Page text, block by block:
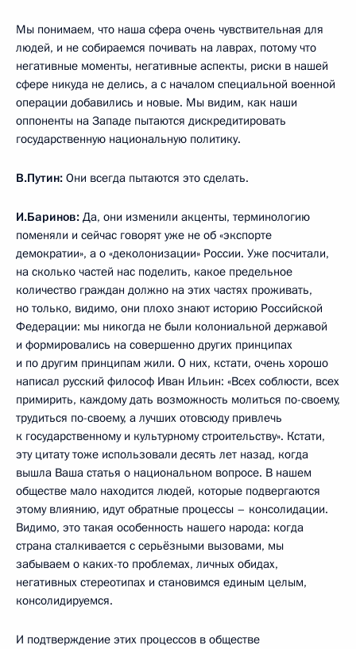
Мы понимаем, что наша сфера очень чувствительная для
людей, и не собираемся почивать на лаврах, потому что
негативные моменты, негативные аспекты, риски в нашей
сфере никуда не делись, а с началом специальной военной
операции добавились и новые. Мы видим, как наши
оппоненты на Западе пытаются дискредитировать
государственную национальную политику.
В.Путин: Они всегда пытаются это сделать.
И.Баринов: Да, они изменили акценты, терминологию
поменяли и сейчас говорят уже не об «экспорте
демократии», а о «деколонизации» России. Уже посчитали,
на сколько частей нас поделить, какое предельное
количество граждан должно на этих частях проживать,
но только, видимо, они плохо знают историю Российской
Федерации: мы никогда не были колониальной державой
и формировались на совершенно других принципах
и по другим принципам жили. О них, кстати, очень хорошо
написал русский философ Иван Ильин: «Всех соблюсти, всех
примирить, каждому дать возможность молиться по-своему,
трудиться по-своему, а лучших отовсюду привлечь
к государственному и культурному строительству». Кстати,
эту цитату тоже использовали десять лет назад, когда
вышла Ваша статья о национальном вопросе. В нашем
обществе мало находится людей, которые подвергаются
этому влиянию, идут обратные процессы – консолидации.
Видимо, это такая особенность нашего народа: когда
страна сталкивается с серьёзными вызовами, мы
забываем о каких-то проблемах, личных обидах,
негативных стереотипах и становимся единым целым,
консолидируемся.
И подтверждение этих процессов в обществе